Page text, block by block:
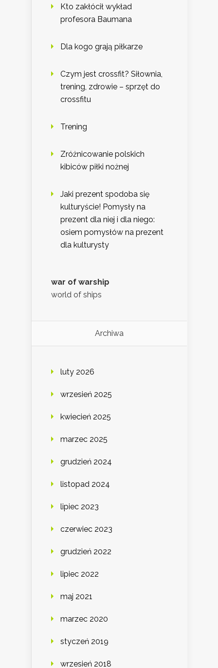
Kto zakłócił wykład
profesora Baumana
Dla kogo grają piłkarze
Czym jest crossfit? Siłownia,
trening, zdrowie – sprzęt do
crossfitu
Trening
Zróżnicowanie polskich
kibiców piłki nożnej
Jaki prezent spodoba się
kulturyście! Pomysły na
prezent dla niej i dla niego:
osiem pomysłów na prezent
dla kulturysty
war of warship
world of ships
Archiwa
luty 2026
wrzesień 2025
kwiecień 2025
marzec 2025
grudzień 2024
listopad 2024
lipiec 2023
czerwiec 2023
grudzień 2022
lipiec 2022
maj 2021
marzec 2020
styczeń 2019
wrzesień 2018